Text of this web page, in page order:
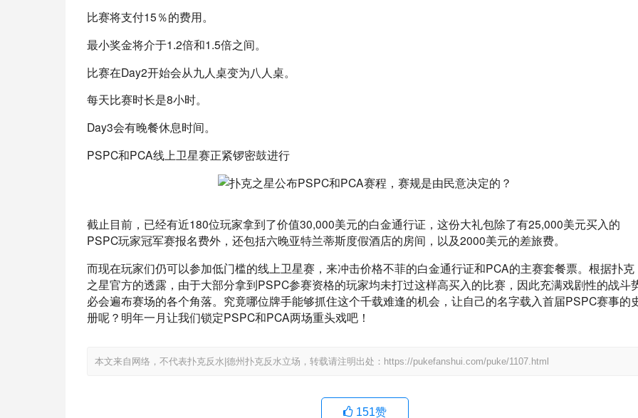
比赛将支付15％的费用。
最小奖金将介于1.2倍和1.5倍之间。
比赛在Day2开始会从九人桌变为八人桌。
每天比赛时长是8小时。
Day3会有晚餐休息时间。
PSPC和PCA线上卫星赛正紧锣密鼓进行
截止目前，已经有近180位玩家拿到了价值30,000美元的白金通行证，这份大礼包除了有25,000美元买入的
PSPC玩家冠军赛报名费外，还包括六晚亚特兰蒂斯度假酒店的房间，以及2000美元的差旅费。
而现在玩家们仍可以参加低门槛的线上卫星赛，来冲击价格不菲的白金通行证和PCA的主赛套餐票。根据扑克
之星官方的透露，由于大部分拿到PSPC参赛资格的玩家均未打过这样高买入的比赛，因此充满戏剧性的战斗
必会遍布赛场的各个角落。究竟哪位牌手能够抓住这个千载难逢的机会，让自己的名字载入首届PSPC赛事的
册呢？明年一月让我们锁定PSPC和PCA两场重头戏吧！
本文来自网络，不代表扑克反水|德州扑克反水立场，转载请注明出处：https://pukefanshui.com/puke/1107.html
151赞